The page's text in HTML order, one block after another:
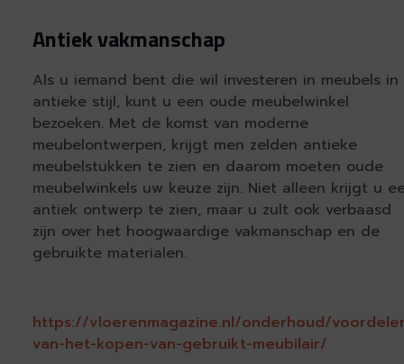
Antiek vakmanschap
Als u iemand bent die wil investeren in meubels in
antieke stijl, kunt u een oude meubelwinkel
bezoeken. Met de komst van moderne
meubelontwerpen, krijgt men zelden antieke
meubelstukken te zien en daarom moeten oude
meubelwinkels uw keuze zijn. Niet alleen krijgt u
antiek ontwerp te zien, maar u zult ook verbaasd
zijn over het hoogwaardige vakmanschap en de
gebruikte materialen.
https://vloerenmagazine.nl/onderhoud/
van-het-kopen-van-gebruikt-meubilair/